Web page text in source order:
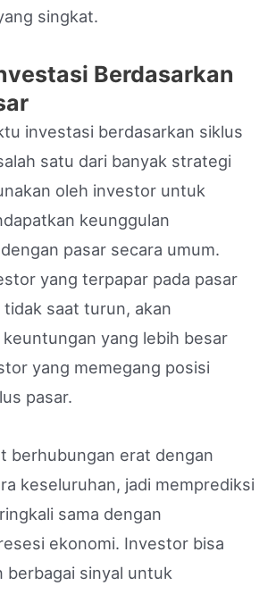
singkat.
Berdasarkan
investasi berdasarkan siklus
satu dari banyak strategi
oleh investor untuk
keunggulan
pasar secara umum.
yang terpapar pada pasar
saat turun, akan
yang lebih besar
yang memegang posisi
pasar.
berhubungan erat dengan
keseluruhan, jadi memprediksi
sama dengan
ekonomi. Investor bisa
berbagai sinyal untuk